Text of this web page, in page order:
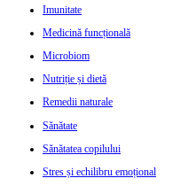
Imunitate
Medicină funcțională
Microbiom
Nutriție și dietă
Remedii naturale
Sănătate
Sănătatea copilului
Stres și echilibru emoțional